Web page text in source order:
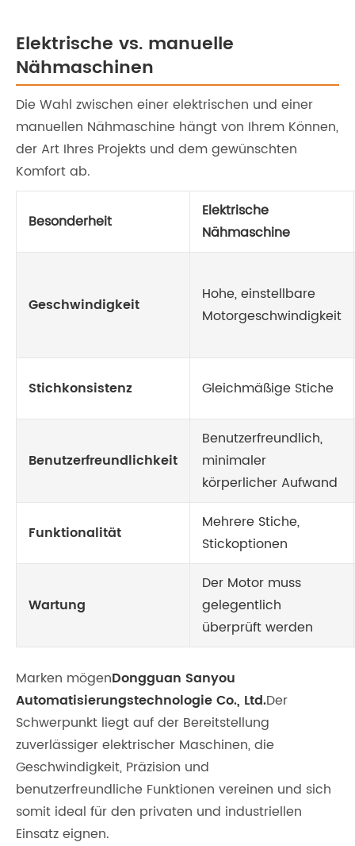
Elektrische vs. manuelle
Nähmaschinen
Die Wahl zwischen einer elektrischen und einer
manuellen Nähmaschine hängt von Ihrem Können,
der Art Ihres Projekts und dem gewünschten
Komfort ab.
Besonderheit
Elektrische
Nähmaschine
Geschwindigkeit
Hohe, einstellbare
Motorgeschwindigkeit
Stichkonsistenz Gleichmäßige Stiche
Benutzerfreundlichkeit
Benutzerfreundlich,
minimaler
körperlicher Aufwand
Funktionalität
Mehrere Stiche,
Stickoptionen
Wartung
Der Motor muss
gelegentlich
überprüft werden
Marken mögenDongguan Sanyou
Automatisierungstechnologie Co., Ltd.Der
Schwerpunkt liegt auf der Bereitstellung
zuverlässiger elektrischer Maschinen, die
Geschwindigkeit, Präzision und
benutzerfreundliche Funktionen vereinen und sich
somit ideal für den privaten und industriellen
Einsatz eignen.